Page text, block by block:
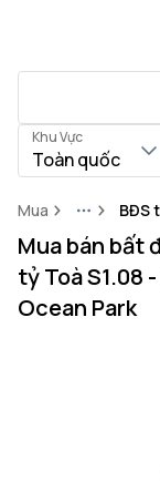
Khu Vực
Toàn quốc
Mua MoreBĐS
Mua bán bất
tỷ Toà S1.08
Ocean Park